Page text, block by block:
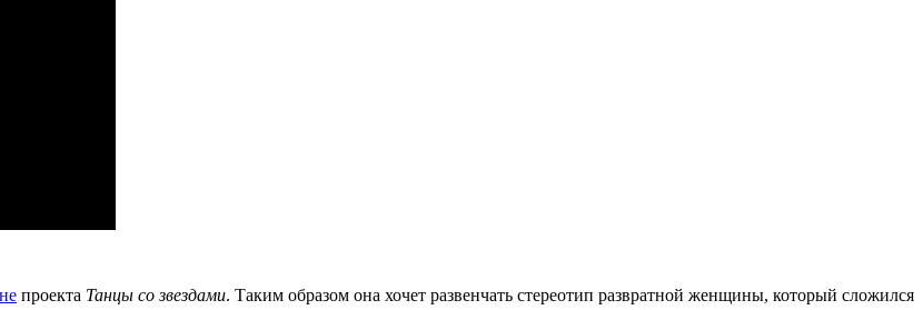
проекта Танцы со звездами. Таким образом она хочет развенчать стереотип развратной женщины, который сложился